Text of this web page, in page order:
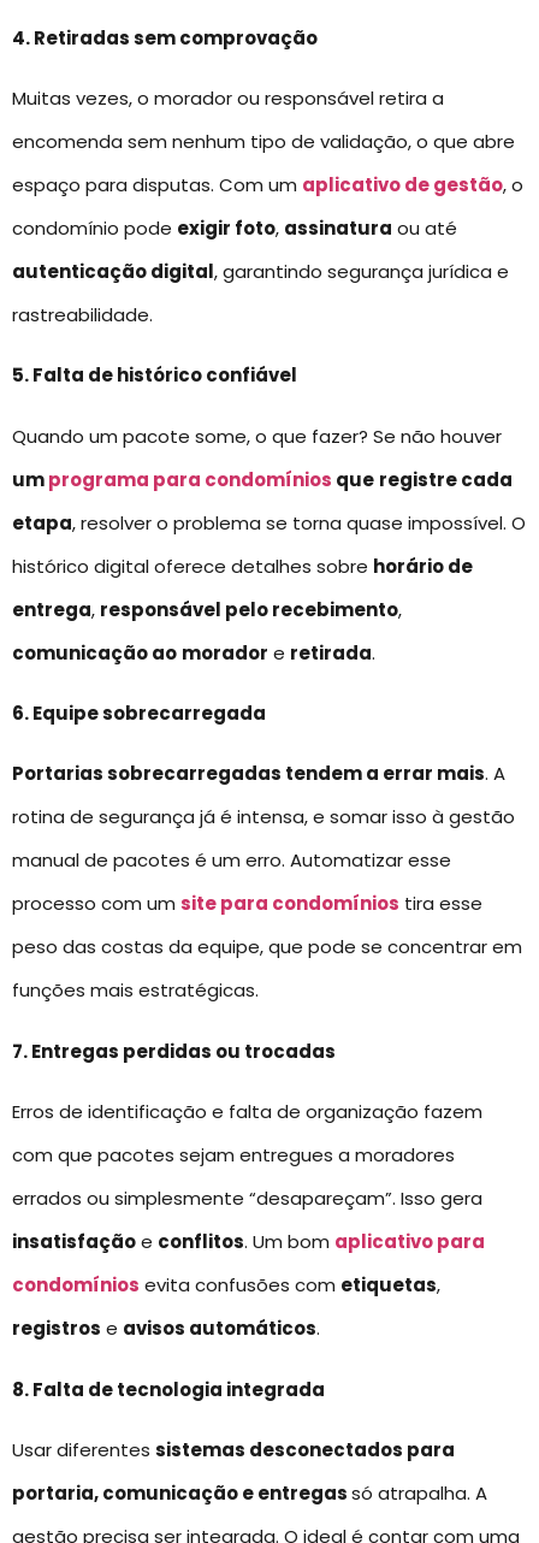
4. Retiradas sem comprovação
Muitas vezes, o morador ou responsável retira a
encomenda sem nenhum tipo de validação, o que abre
espaço para disputas. Com um aplicativo de gestão, o
condomínio pode exigir foto, assinatura ou até
autenticação digital, garantindo segurança jurídica e
rastreabilidade.
5. Falta de histórico confiável
Quando um pacote some, o que fazer? Se não houver
umprograma para condomínios que registre cada
etapa, resolver o problema se torna quase impossível. O
histórico digital oferece detalhes sobre horário de
entrega, responsável pelo recebimento,
comunicação ao morador e retirada.
6. Equipe sobrecarregada
Portarias sobrecarregadas tendem a errar mais. A
rotina de segurança já é intensa, e somar isso à gestão
manual de pacotes é um erro. Automatizar esse
processo com um site para condomínios tira esse
peso das costas da equipe, que pode se concentrar em
funções mais estratégicas.
7. Entregas perdidas ou trocadas
Erros de identificação e falta de organização fazem
com que pacotes sejam entregues a moradores
errados ou simplesmente “desapareçam”. Isso gera
insatisfaçãoe conflitos. Um bom aplicativo para
condomínios evita confusões com etiquetas,
registros e avisos automáticos.
8. Falta de tecnologia integrada
Usar diferentes sistemas desconectados para
portaria, comunicação e entregassó atrapalha. A
gestão precisa ser integrada. O ideal é contar com uma